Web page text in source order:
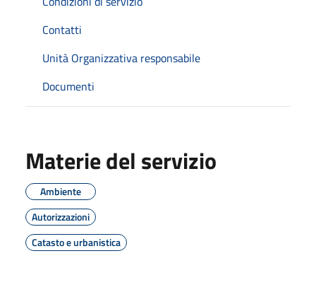
Contatti
Unità Organizzativa responsabile
Documenti
Materie del servizio
Ambiente
Autorizzazioni
Catasto e urbanistica